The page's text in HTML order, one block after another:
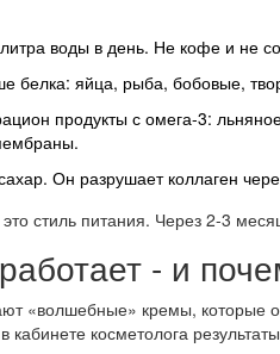
воды в день. Не кофе и не
белка: яйца, рыба, бобовые,
продукты с омега-3:
Он разрушает коллаген
стиль питания. Через 2-3
- и
«волшебные» кремы, которые
кабинете косметолога